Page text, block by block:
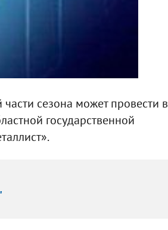
сезона может провести в
государственной